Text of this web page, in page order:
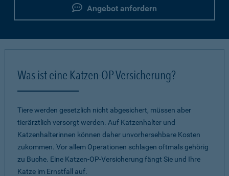
Angebot anfordern
Was ist eine Katzen-OP-Versicherung?
Tiere werden gesetzlich nicht abgesichert, müssen aber
tierärztlich versorgt werden. Auf Katzenhalter und
Katzenhalterinnen können daher unvorhersehbare Kosten
zukommen. Vor allem Operationen schlagen oftmals gehörig
zu Buche. Eine Katzen-OP-Versicherung fängt Sie und Ihre
Katze im Ernstfall auf.